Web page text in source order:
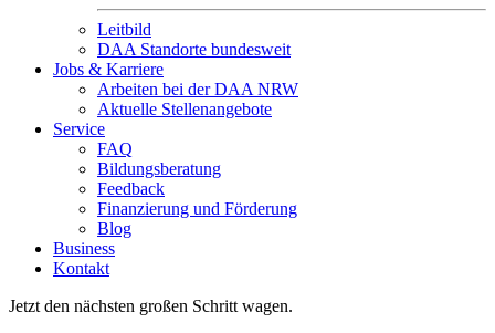
Leitbild
DAA Standorte bundesweit
Jobs & Karriere
Arbeiten bei der DAA NRW
Aktuelle Stellenangebote
Service
FAQ
Bildungsberatung
Feedback
Finanzierung und Förderung
Blog
Business
Kontakt
Jetzt den nächsten großen Schritt wagen.